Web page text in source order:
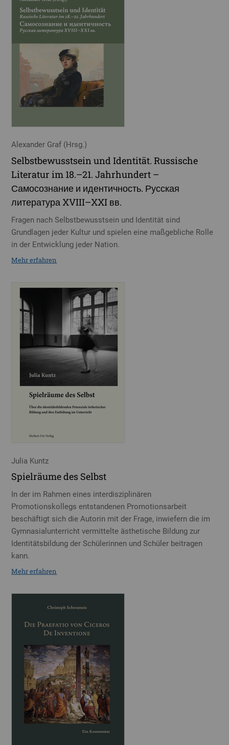
Alexander Graf (Hrsg.)
Selbstbewusstsein und Identität. Russische
Literatur im 18.–21. Jahrhundert –
Самосознание и идентичность. Русская
литература XVIII–XXI вв.
Fragen nach Selbstbewusstsein und Identität sind
Grundlagen jeder Kultur und spielen eine maßgebliche Rolle
in der Entwicklung jeder Nation.
Mehr erfahren
Julia Kuntz
Spielräume des Selbst
In der im Rahmen eines interdisziplinären
Promotionskollegs entstandenen Promotionsarbeit
beschäftigt sich die Autorin mit der Frage, inwiefern die im
Gymnasialunterricht vermittelte ästhetische Bildung zur
Identitätsbildung der Schülerinnen und Schüler beitragen
kann.
Mehr erfahren